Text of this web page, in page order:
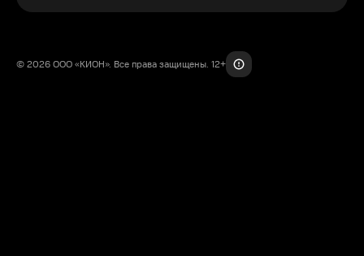
© 2026 ООО «КИОН». Все права защищены. 12+